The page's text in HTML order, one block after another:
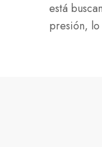
está
presión, lo